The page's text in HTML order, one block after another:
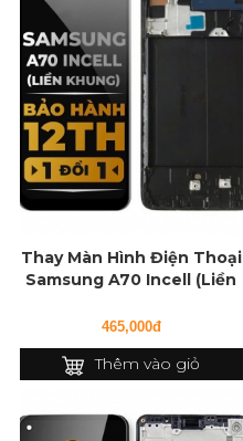
Thay Màn Hình Điện Thoại
Samsung A70 Incell (Liền
465,000đ
Thêm vào giỏ